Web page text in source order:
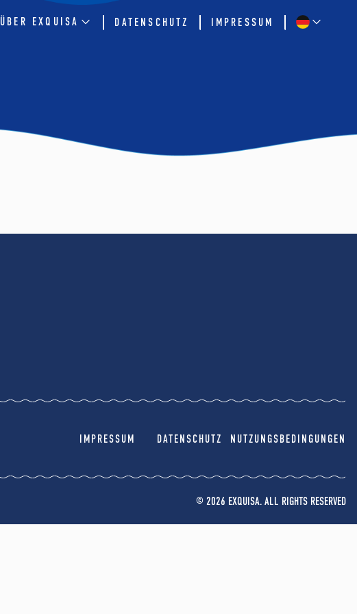
ÜBER EXQUISA DATENSCHUTZ IMPRESSUM
IMPRESSUM DATENSCHUTZ NUTZUNGSBEDINGUNGEN
© 2026 EXQUISA. ALL RIGHTS RESERVED